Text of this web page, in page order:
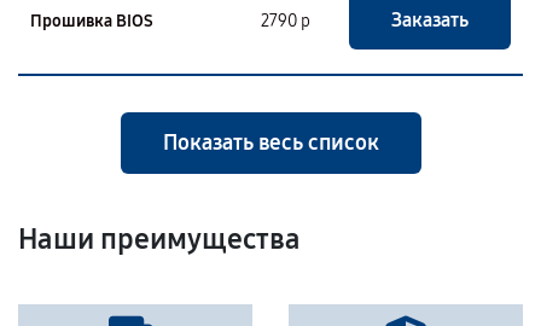
Прошивка BIOS 2790 р Заказать
Показать весь список
Наши преимущества